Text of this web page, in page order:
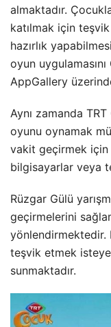
almaktadır.
katılmak için
hazırlık
oyun
AppGallery
Aynı zamanda
oyunu oynamak
vakit geçirmek
bilgisayarlar veya
Rüzgar Gülü
geçirmelerini
yönlendirmektedir.
teşvik etmek
sunmaktadır.